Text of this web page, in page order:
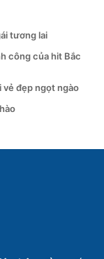
tương lai
công của hit Bắc
vẻ đẹp ngọt ngào